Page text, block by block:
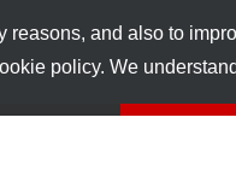
and also to
policy. We